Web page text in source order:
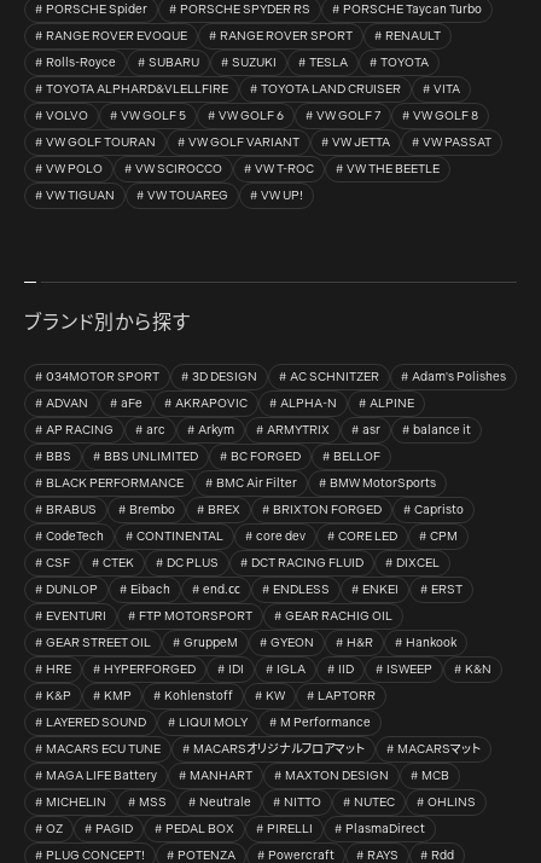
PORSCHE Spider
PORSCHE SPYDER RS
PORSCHE Taycan Turbo
RANGE ROVER EVOQUE
RANGE ROVER SPORT
RENAULT
Rolls-Royce
SUBARU SUZUKI TESLA
TOYOTA
TOYOTA ALPHARD&VLELLFIRE
TOYOTA LAND CRUISER
VITA
VOLVO
VW GOLF 5 VW GOLF 6 VW GOLF 7
VW GOLF 8
VW GOLF TOURAN
VW GOLF VARIANT VW JETTA
VW PASSAT
VW POLO
VW SCIROCCO VW T-ROC
VW THE BEETLE
VW TIGUAN
VW TOUAREG VW UP!
ブランド別から探す
034MOTOR SPORT 3D DESIGN AC SCHNITZER
Adam's Polishes
ADVAN
aFe AKRAPOVIC ALPHA-N
ALPINE
AP RACING
arc Arkym ARMYTRIX asr
balance it
BBS
BBS UNLIMITED BC FORGED
BELLOF
BLACK PERFORMANCE
BMC Air Filter
BMW MotorSports
BRABUS
Brembo BREX BRIXTON FORGED
Capristo
CodeTech
CONTINENTAL core dev CORE LED
CPM
CSF
CTEK DC PLUS DCT RACING FLUID
DIXCEL
DUNLOP
Eibach end.㏄ ENDLESS ENKEI
ERST
EVENTURI
FTP MOTORSPORT
GEAR RACHIG OIL
GEAR STREET OIL
GruppeM GYEON H&R
Hankook
HRE
HYPERFORGED IDI IGLA IID ISWEEP
K&N
K&P
KMP Kohlenstoff KW
LAPTORR
LAYERED SOUND
LIQUI MOLY
M Performance
MACARS ECU TUNE
MACARSオリジナルフロアマット
MACARSマット
MAGA LIFE Battery
MANHART MAXTON DESIGN
MCB
MICHELIN
MSS Neutrale NITTO NUTEC
OHLINS
OZ
PAGID PEDAL BOX PIRELLI
PlasmaDirect
PLUG CONCEPT!
POTENZA Powercraft RAYS Rdd